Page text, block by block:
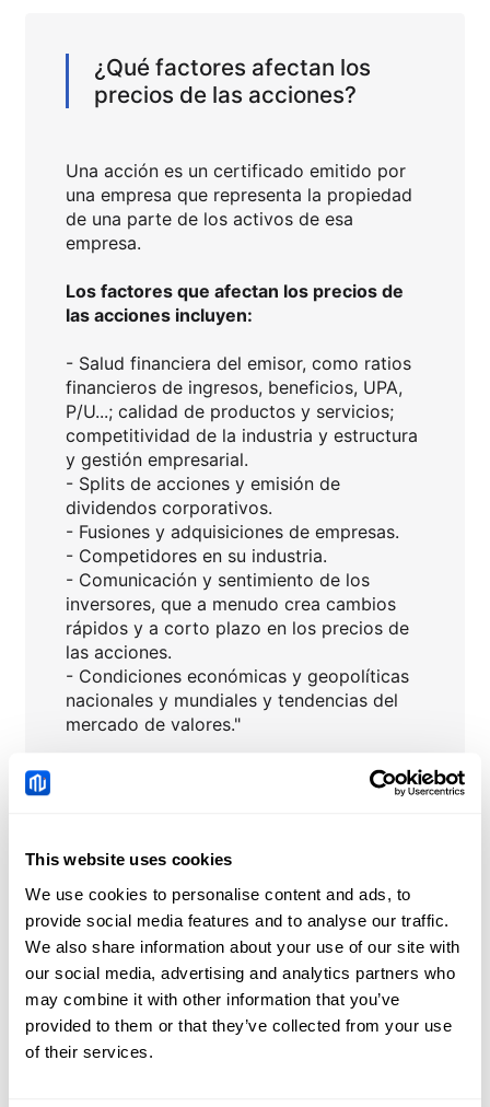
This website uses cookies
We use cookies to personalise content and ads, to
provide social media features and to analyse our traffic.
We also share information about your use of our site with
our social media, advertising and analytics partners who
may combine it with other information that you’ve
provided to them or that they’ve collected from your use
of their services.
¿Qué factores afectan los
precios de las acciones?
Una acción es un certificado emitido por
una empresa que representa la propiedad
de una parte de los activos de esa
empresa.
Los factores que afectan los precios de
las acciones incluyen:
- Salud financiera del emisor, como ratios
financieros de ingresos, beneficios, UPA,
P/U...; calidad de productos y servicios;
competitividad de la industria y estructura
y gestión empresarial.
- Splits de acciones y emisión de
dividendos corporativos.
- Fusiones y adquisiciones de empresas.
- Competidores en su industria.
- Comunicación y sentimiento de los
inversores, que a menudo crea cambios
rápidos y a corto plazo en los precios de
las acciones.
- Condiciones económicas y geopolíticas
nacionales y mundiales y tendencias del
mercado de valores."
Haga clic para consultar más información
▶Calendario de resultados empresariales
CATNoticias